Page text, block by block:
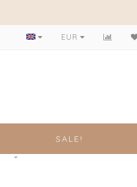
13:00 besteld. Zelfde dag verzonden!
EUR
SALE!